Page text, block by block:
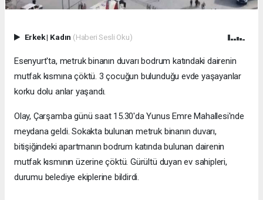
Erkek| Kadın (Haberi Sesli Oku)
Esenyurt'ta, metruk binanın duvarı bodrum katındaki dairenin
mutfak kısmına çöktü. 3 çocuğun bulunduğu evde yaşayanlar
korku dolu anlar yaşandı.
Olay, Çarşamba günü saat 15.30'da Yunus Emre Mahallesi'nde
meydana geldi. Sokakta bulunan metruk binanın duvarı,
bitişiğindeki apartmanın bodrum katında bulunan dairenin
mutfak kısmının üzerine çöktü. Gürültü duyan ev sahipleri,
durumu belediye ekiplerine bildirdi.